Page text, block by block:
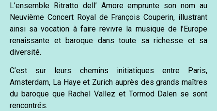
L’ensemble Ritratto dell’ Amore emprunte son nom au
Neuvième Concert Royal de François Couperin, illustrant
ainsi sa vocation à faire revivre la musique de l’Europe
renaissante et baroque dans toute sa richesse et sa
diversité.
C’est sur leurs chemins initiatiques entre Paris,
Amsterdam, La Haye et Zurich auprès des grands maîtres
du baroque que Rachel Vallez et Tormod Dalen se sont
rencontrés.